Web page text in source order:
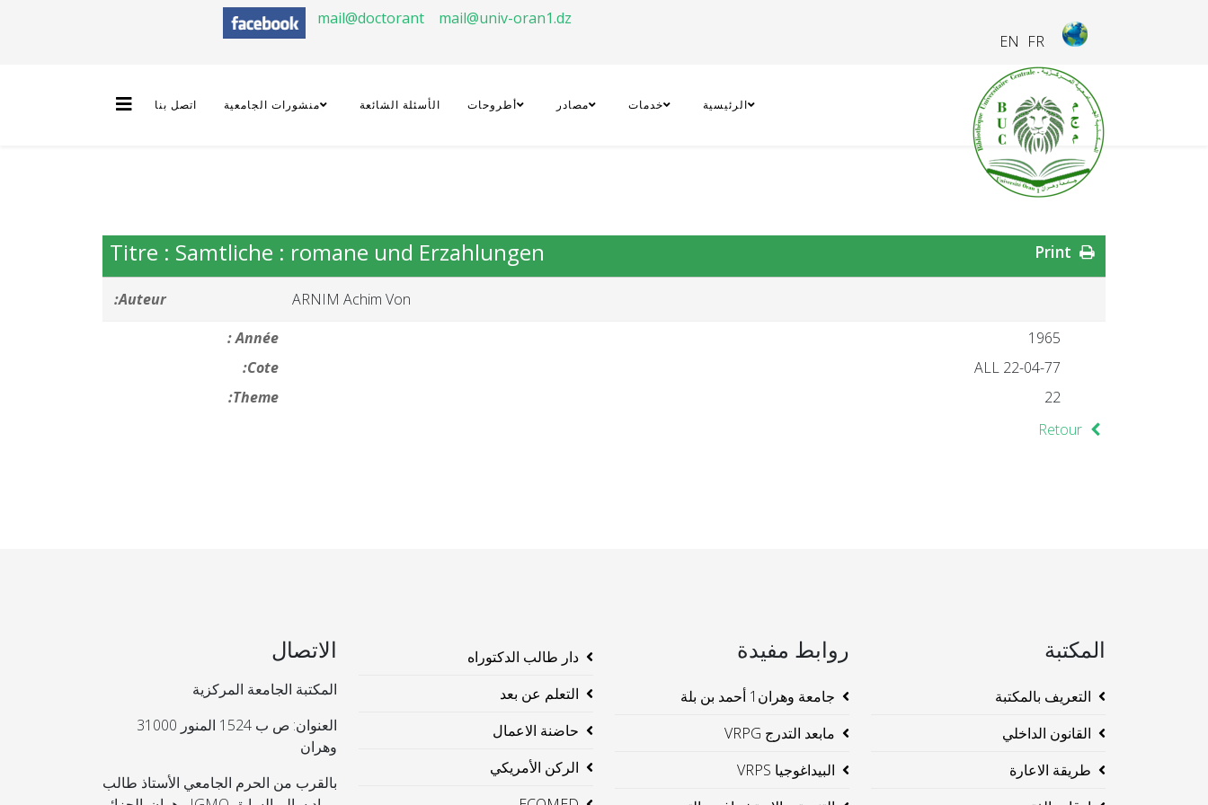
FR
EN
mail@doctorant mail@univ-oran1.dz
الرئيسية خدمات مصادر أطروحات الأسئلة الشائعة منشورات الجامعية اتصل بنا
Titre : Samtliche : romane und Erzahlungen
Auteur:
ARNIM Achim Von
Année :
1965
Cote:
ALL 22-04-77
Theme:
22
Retour
المكتبة
التعريف بالمكتبة
القانون الداخلي
طريقة الاعارة
روابط مفيدة
جامعة وهران1 أحمد بن بلة
مابعد التدرج VRPG
البيداغوجيا VRPS
دار طالب الدكتوراه
التعلم عن بعد
حاضنة الاعمال
الركن الأمريكي
الاتصال
المكتبة الجامعة المركزية
العنوان: ص ب 1524 المنور 31000
وهران
بالقرب من الحرم الجامعي الأستاذ طالب